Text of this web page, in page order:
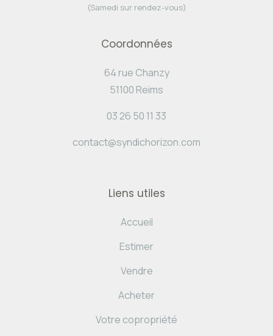
(Samedi sur rendez-vous)
Coordonnées
64 rue Chanzy
51100 Reims
03 26 50 11 33
contact@syndichorizon.com
Liens utiles
Accueil
Estimer
Vendre
Acheter
Votre copropriété